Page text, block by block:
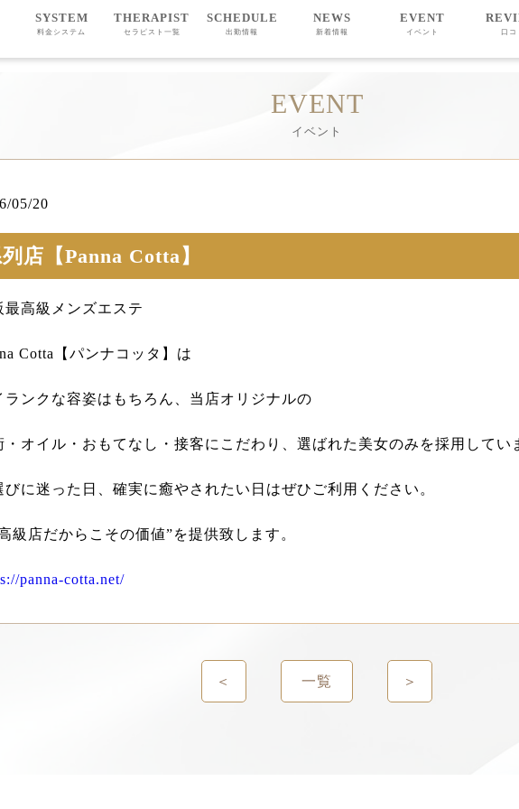
SYSTEM
料金システム
THERAPIST
セラピスト一覧
SCHEDULE
出勤情報
NEWS
新着情報
EVENT
イベント 口コ
EVENT
イベント
05/20
店【Panna Cotta】
最高級メンズエステ
Cotta【パンナコッタ】は
ランクな容姿はもちろん、当店オリジナルの
・オイル・おもてなし・接客にこだわり、選ばれた美女のみを採用してい
びに迷った日、確実に癒やされたい日はぜひご利用ください。
級店だからこその価値”を提供致します。
panna-cotta.net/
＜ 一覧 ＞